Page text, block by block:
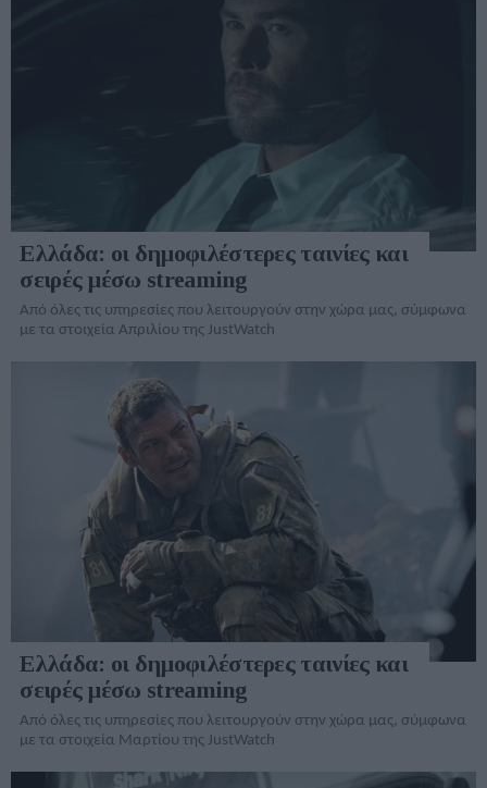
Ελλάδα: οι δημοφιλέστερες ταινίες και
σειρές μέσω streaming
Από όλες τις υπηρεσίες που λειτουργούν στην χώρα μας, σύμφωνα
με τα στοιχεία Απριλίου της JustWatch
Ελλάδα: οι δημοφιλέστερες ταινίες και
σειρές μέσω streaming
Από όλες τις υπηρεσίες που λειτουργούν στην χώρα μας, σύμφωνα
με τα στοιχεία Μαρτίου της JustWatch